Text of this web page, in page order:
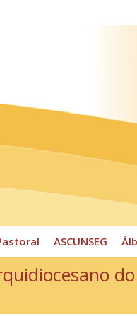
ASCUNSEG